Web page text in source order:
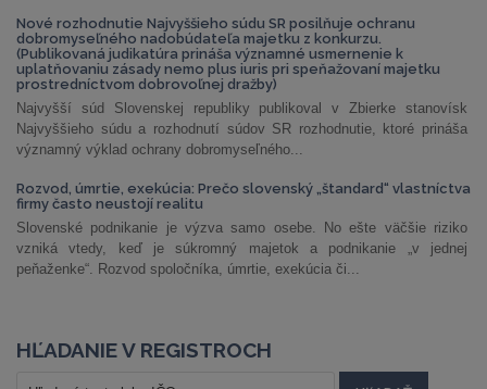
Nové rozhodnutie Najvyššieho súdu SR posilňuje ochranu
dobromyseľného nadobúdateľa majetku z konkurzu.
(Publikovaná judikatúra prináša významné usmernenie k
uplatňovaniu zásady nemo plus iuris pri speňažovaní majetku
prostredníctvom dobrovoľnej dražby)
Najvyšší súd Slovenskej republiky publikoval v Zbierke stanovísk
Najvyššieho súdu a rozhodnutí súdov SR rozhodnutie, ktoré prináša
významný výklad ochrany dobromyseľného...
Rozvod, úmrtie, exekúcia: Prečo slovenský „štandard“ vlastníctva
firmy často neustojí realitu
Slovenské podnikanie je výzva samo osebe. No ešte väčšie riziko
vzniká vtedy, keď je súkromný majetok a podnikanie „v jednej
peňaženke“. Rozvod spoločníka, úmrtie, exekúcia či...
HĽADANIE V REGISTROCH